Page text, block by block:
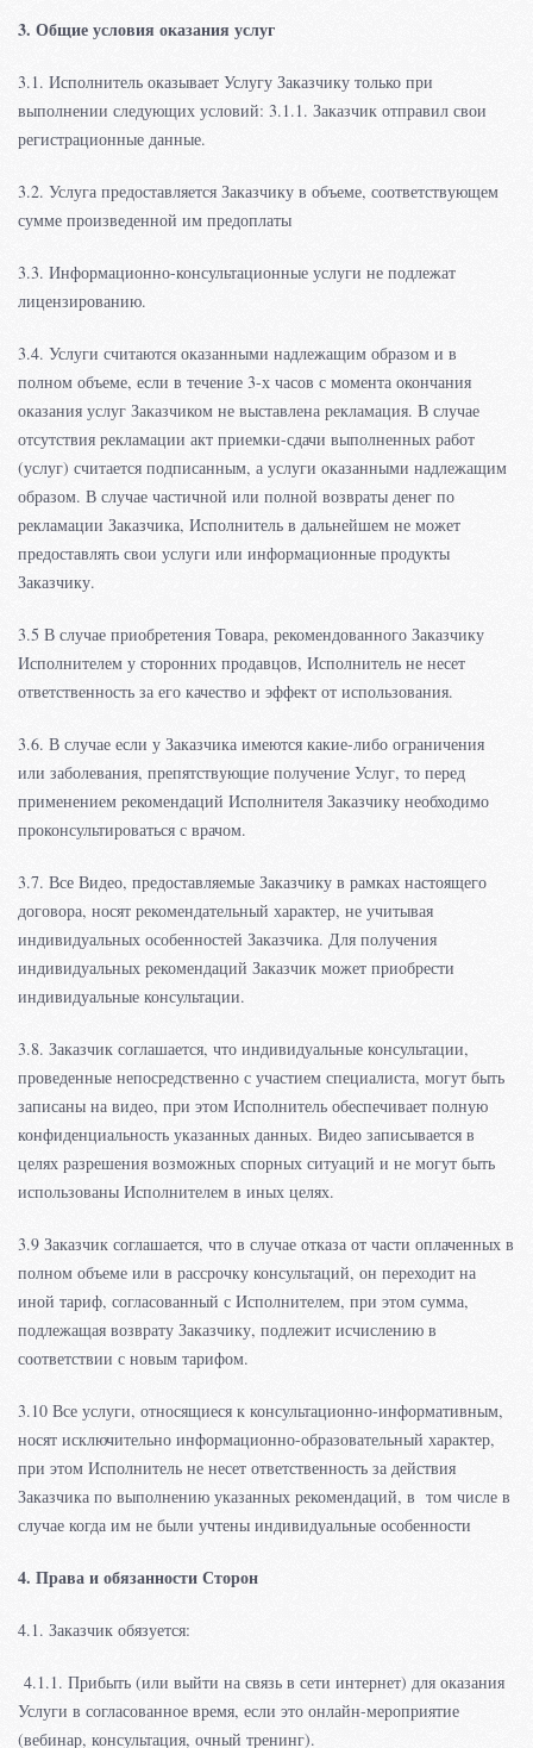
3. Общие условия оказания услуг
3.1. Исполнитель оказывает Услугу Заказчику только при
выполнении следующих условий: 3.1.1. Заказчик отправил свои
регистрационные данные.
3.2. Услуга предоставляется Заказчику в объеме, соответствующем
сумме произведенной им предоплаты
3.3. Информационно-консультационные услуги не подлежат
лицензированию.
3.4. Услуги считаются оказанными надлежащим образом и в
полном объеме, если в течение 3-х часов с момента окончания
оказания услуг Заказчиком не выставлена рекламация. В случае
отсутствия рекламации акт приемки-сдачи выполненных работ
(услуг) считается подписанным, а услуги оказанными надлежащим
образом. В случае частичной или полной возвраты денег по
рекламации Заказчика, Исполнитель в дальнейшем не может
предоставлять свои услуги или информационные продукты
Заказчику.
3.5 В случае приобретения Товара, рекомендованного Заказчику
Исполнителем у сторонних продавцов, Исполнитель не несет
ответственность за его качество и эффект от использования.
3.6. В случае если у Заказчика имеются какие-либо ограничения
или заболевания, препятствующие получение Услуг, то перед
применением рекомендаций Исполнителя Заказчику необходимо
проконсультироваться с врачом.
3.7. Все Видео, предоставляемые Заказчику в рамках настоящего
договора, носят рекомендательный характер, не учитывая
индивидуальных особенностей Заказчика. Для получения
индивидуальных рекомендаций Заказчик может приобрести
индивидуальные консультации.
3.8. Заказчик соглашается, что индивидуальные консультации,
проведенные непосредственно с участием специалиста, могут быть
записаны на видео, при этом Исполнитель обеспечивает полную
конфиденциальность указанных данных. Видео записывается в
целях разрешения возможных спорных ситуаций и не могут быть
использованы Исполнителем в иных целях.
3.9 Заказчик соглашается, что в случае отказа от части оплаченных в
полном объеме или в рассрочку консультаций, он переходит на
иной тариф, согласованный с Исполнителем, при этом сумма,
подлежащая возврату Заказчику, подлежит исчислению в
соответствии с новым тарифом.
3.10 Все услуги, относящиеся к консультационно-информативным,
носят исключительно информационно-образовательный характер,
при этом Исполнитель не несет ответственность за действия
Заказчика по выполнению указанных рекомендаций, в том числе в
случае когда им не были учтены индивидуальные особенности
4. Права и обязанности Сторон
4.1. Заказчик обязуется:
4.1.1. Прибыть (или выйти на связь в сети интернет) для оказания
Услуги в согласованное время, если это онлайн-мероприятие
(вебинар, консультация, очный тренинг).